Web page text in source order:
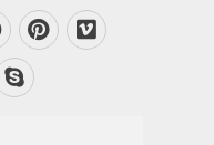
GitHubPinterest
Vimeo
Skype